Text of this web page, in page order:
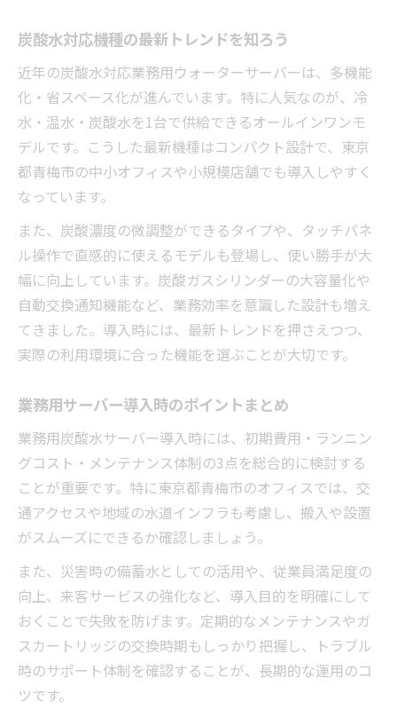
性
す
東京都青梅市で押さえるべき炭酸水サーバーの
特徴
炭酸水業務用ウォーターサーバーを選ぶ際
の地域視点
東京都青梅市で重視されるサーバーの選定
基準
青梅市内オフィス向け炭酸水業務用サーバ
ーの利点
地域性を考慮した炭酸水業務用サーバー選
び
較
業務用サーバーのメリットとデメリット徹底比
較
炭酸水業務用ウォーターサーバーの長所と
短所を分析
メリットとデメリットから見る導入判断の
コツ
ウォーターサーバーを辞めた理由に学ぶ選
び方
業務用サーバーの維持費・手間を徹底比較
炭酸水対応機種の利便性とランニングコス
炭酸水対応機種の最新トレンドを知ろう
近年の炭酸水対応業務用ウォーターサーバーは、多機能
化・省スペース化が進んでいます。特に人気なのが、冷
水・温水・炭酸水を1台で供給できるオールインワンモ
デルです。こうした最新機種はコンパクト設計で、東京
都青梅市の中小オフィスや小規模店舗でも導入しやすく
なっています。
また、炭酸濃度の微調整ができるタイプや、タッチパネ
ル操作で直感的に使えるモデルも登場し、使い勝手が大
幅に向上しています。炭酸ガスシリンダーの大容量化や
自動交換通知機能など、業務効率を意識した設計も増え
てきました。導入時には、最新トレンドを押さえつつ、
実際の利用環境に合った機能を選ぶことが大切です。
業務用サーバー導入時のポイントまとめ
業務用炭酸水サーバー導入時には、初期費用・ランニン
グコスト・メンテナンス体制の3点を総合的に検討する
ことが重要です。特に東京都青梅市のオフィスでは、交
通アクセスや地域の水道インフラも考慮し、搬入や設置
がスムーズにできるか確認しましょう。
また、災害時の備蓄水としての活用や、従業員満足度の
向上、来客サービスの強化など、導入目的を明確にして
おくことで失敗を防げます。定期的なメンテナンスやガ
スカートリッジの交換時期もしっかり把握し、トラブル
時のサポート体制を確認することが、長期的な運用のコ
ツです。